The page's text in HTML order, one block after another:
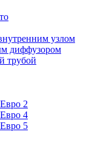
узлом
диффузором
трубой
2
4
5